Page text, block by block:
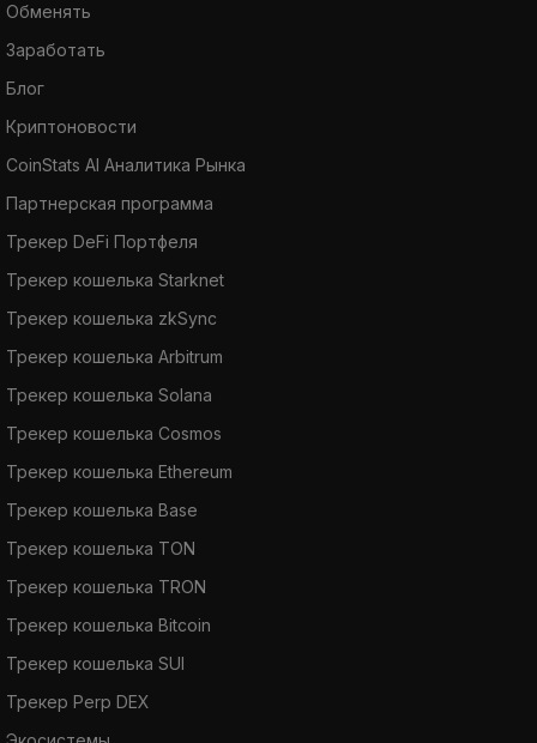
Обменять
Заработать
Блог
Криптоновости
CoinStats AI Аналитика Рынка
Партнерская программа
Трекер DeFi Портфеля
Трекер кошелька Starknet
Трекер кошелька zkSync
Трекер кошелька Arbitrum
Трекер кошелька Solana
Трекер кошелька Cosmos
Трекер кошелька Ethereum
Трекер кошелька Base
Трекер кошелька TON
Трекер кошелька TRON
Трекер кошелька Bitcoin
Трекер кошелька SUI
Трекер Perp DEX